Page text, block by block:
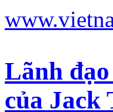
Lãnh
của Jack